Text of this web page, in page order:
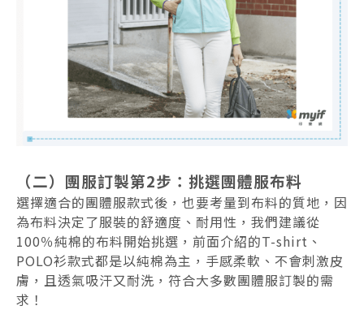
（二）團服訂製第2步：挑選團體服布料
選擇適合的團體服款式後，也要考量到布料的質地，因
為布料決定了服裝的舒適度、耐用性，我們建議從
100％純棉的布料開始挑選，前面介紹的T-shirt、
POLO衫款式都是以純棉為主，手感柔軟、不會刺激皮
膚，且透氣吸汗又耐洗，符合大多數團體服訂製的需
求！